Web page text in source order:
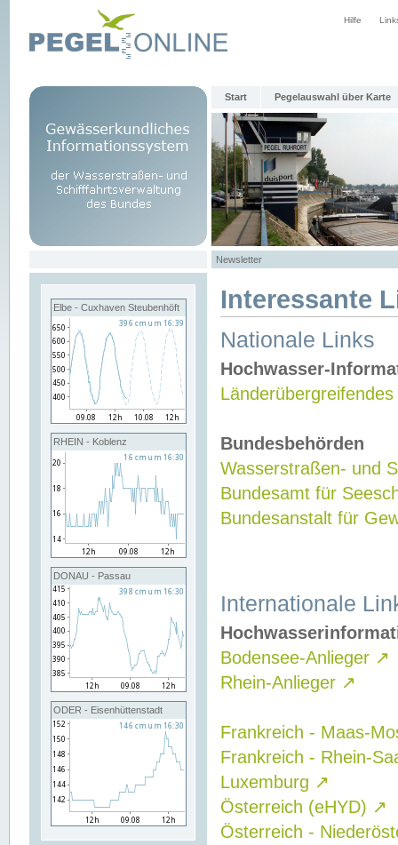
Hilfe
Start Pegelauswahl über Karte
Newsletter
Elbe - Cuxhaven Steubenhöft
RHEIN - Koblenz
DONAU - Passau
ODER - Eisenhüttenstadt
Interessante
Nationale Links
Hochwasser-
Bundesbehörden
Wasserstraßen- und
Bundesamt für
Bundesanstalt für
Internationale
Bodensee-Anlieger ↗
Rhein-Anlieger ↗
Frankreich - Maas-
Frankreich - Rhein-
Luxemburg ↗
Österreich (eHYD) ↗
Österreich -